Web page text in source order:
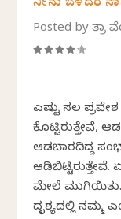
ನೀನು ಬೆಳೆದರೆ
Posted byಚಿತ್ರಾ
ಎಷ್ಟು ಸಲ
ಕೊಟ್ಟಿರುತ್ತೇವೆ,
ಆಡಬಾರದಿದ್ದ
ಮೇಲೆ
ದೃಶ್ಯದಲ್ಲಿ ನಮ್ಮ